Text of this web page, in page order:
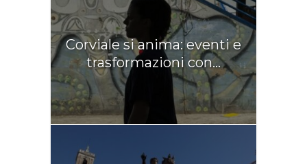
Corviale si anima: eventi e
trasformazioni con...